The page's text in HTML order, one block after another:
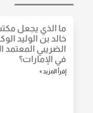
ما الذي يجعل
خالد بن الوليد
الضريبي المعتمد
في الإمارات؟
إقرأ المزيد »